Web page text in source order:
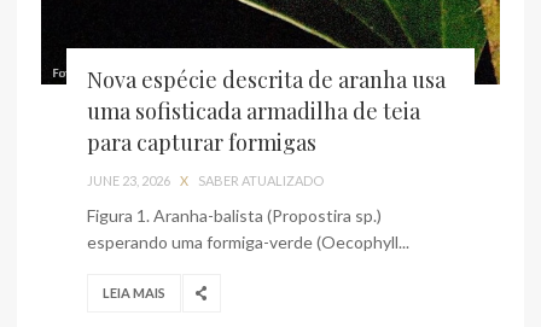
Nova espécie descrita de aranha usa
uma sofisticada armadilha de teia
para capturar formigas
JUNE 23, 2026 X SABER ATUALIZADO
Figura 1. Aranha-balista (Propostira sp.)
esperando uma formiga-verde (Oecophyll...
LEIA MAIS